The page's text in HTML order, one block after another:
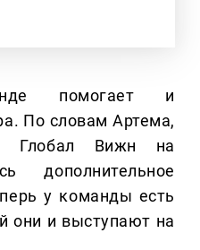
помогает и
По словам Артема,
Глобал Вижн на
дополнительное
у команды есть
они и выступают на